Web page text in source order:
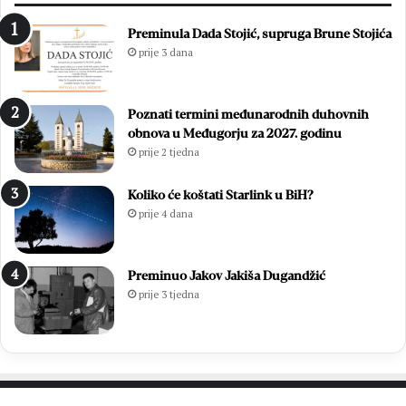
t
n
i
c
u
j
e
:
P
o
b
j
e
d
a
j
Preminula Dada Stojić, supruga Brune Stojića
prije 3 dana
Poznati termini međunarodnih duhovnih
obnova u Međugorju za 2027. godinu
prije 2 tjedna
Koliko će koštati Starlink u BiH?
prije 4 dana
Preminuo Jakov Jakiša Dugandžić
prije 3 tjedna